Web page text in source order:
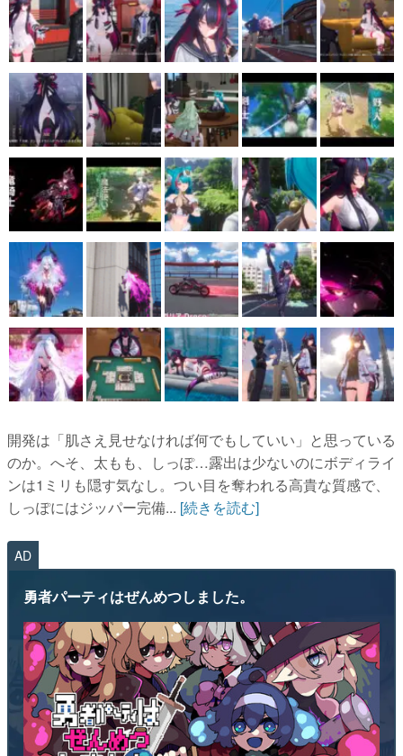
開発は「肌さえ見せなければ何でもしていい」と思っている
のか。へそ、太もも、しっぽ…露出は少ないのにボディライ
ンは1ミリも隠す気なし。つい目を奪われる高貴な質感で、
しっぽにはジッパー完備... [続きを読む]
AD
勇者パーティはぜんめつしました。